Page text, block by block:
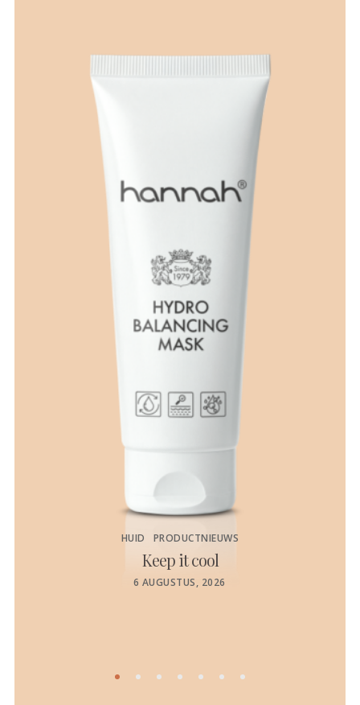
HUID PRODUCTNIEUWS
Keep it cool
POSTED
6 AUGUSTUS, 2026